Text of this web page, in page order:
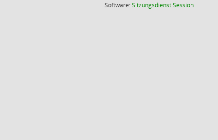
Software:SitzungsdienstSession(Wird in